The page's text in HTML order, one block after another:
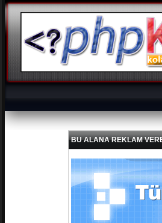
BU ALANA REKLAM